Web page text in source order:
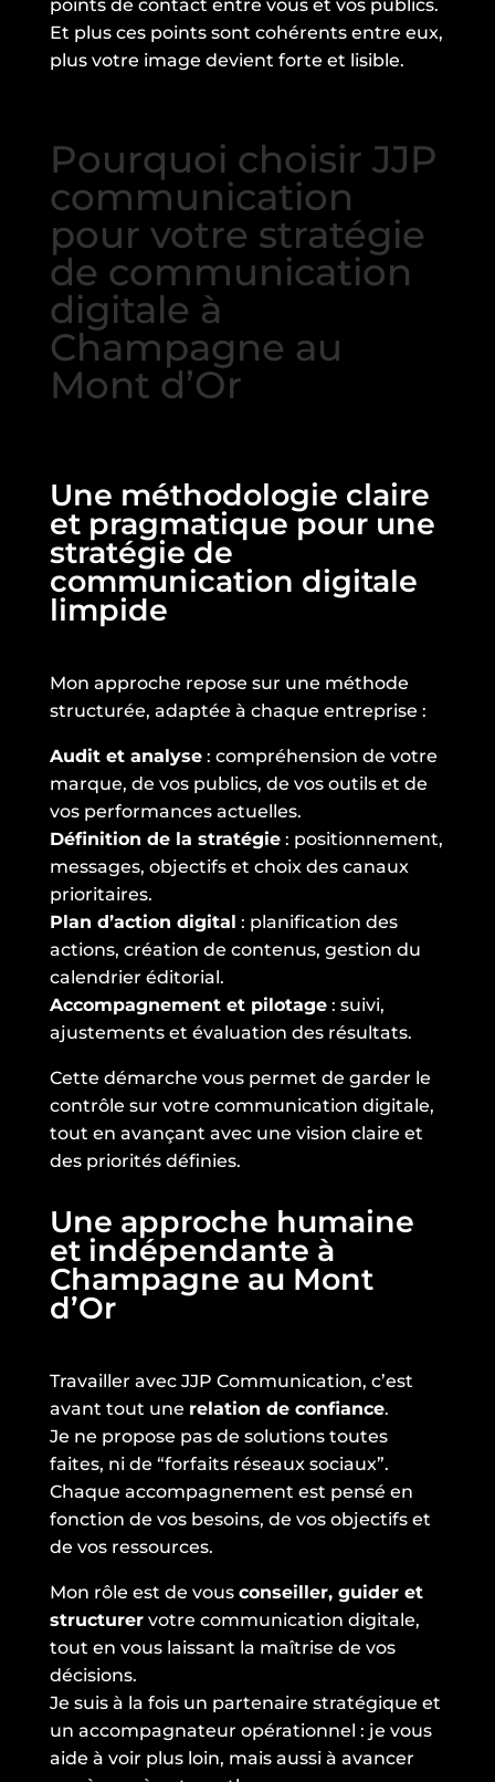
points de contact entre vous et vos publics.
Et plus ces points sont cohérents entre eux,
plus votre image devient forte et lisible.
Pourquoi choisir JJP
communication
pour votre stratégie
de communication
digitale à
Champagne au
Mont d’Or
Une méthodologie claire
et pragmatique pour une
stratégie de
communication digitale
limpide
Mon approche repose sur une méthode
structurée, adaptée à chaque entreprise :
Audit et analyse: compréhension de votre
marque, de vos publics, de vos outils et de
vos performances actuelles.
Définition de la stratégie: positionnement,
messages, objectifs et choix des canaux
prioritaires.
Plan d’action digital : planification des
actions, création de contenus, gestion du
calendrier éditorial.
Accompagnement et pilotage: suivi,
ajustements et évaluation des résultats.
Cette démarche vous permet de garder le
contrôle sur votre communication digitale,
tout en avançant avec une vision claire et
des priorités définies.
Une approche humaine
et indépendante à
Champagne au Mont
d’Or
Travailler avec JJP Communication, c’est
avant tout une relation de confiance.
Je ne propose pas de solutions toutes
faites, ni de “forfaits réseaux sociaux”.
Chaque accompagnement est pensé en
fonction de vos besoins, de vos objectifs et
de vos ressources.
Mon rôle est de vous conseiller, guider et
structurervotre communication digitale,
tout en vous laissant la maîtrise de vos
décisions.
Je suis à la fois un partenaire stratégique et
un accompagnateur opérationnel : je vous
aide à voir plus loin, mais aussi à avancer